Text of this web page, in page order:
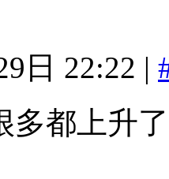
日 22:22 |
多都上升